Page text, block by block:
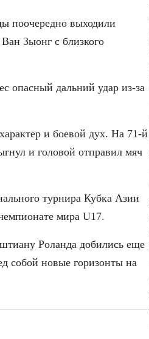
поочередно выходили
Зыонг с близкого
опасный дальний удар из-за
и боевой дух. На 71-й
и головой отправил мяч
турнира Кубка Азии
мира U17.
Роланда добились еще
собой новые горизонты на